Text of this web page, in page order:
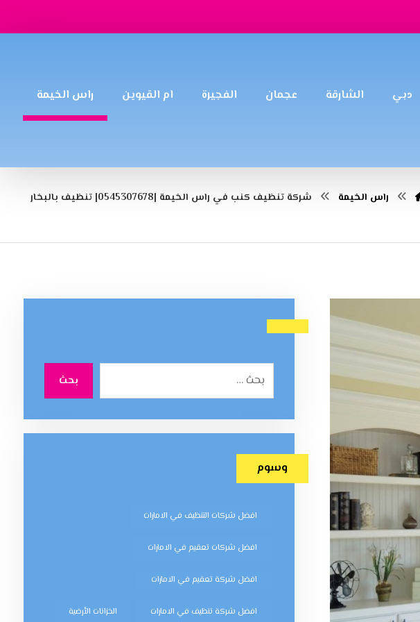
دبي الشارقة عجمان الفجيرة ام القيوين راس الخيمة
راس الخيمة شركة تنظيف كنب في راس الخيمة |0545307678| تنظيف بالبخار
بحث
وسوم
افضل شركات التنظيف في الامارات
افضل شركات تعقيم في الامارات
افضل شركة تعقيم في الامارات
افضل شركة تنظيف في الامارات الخزانات الأرضية